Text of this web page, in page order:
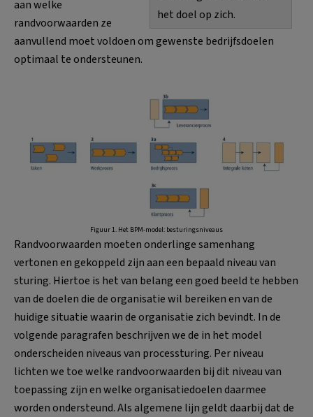
het doel op zich.
aan welke
randvoorwaarden ze
aanvullend moet voldoen om gewenste bedrijfsdoelen
optimaal te ondersteunen.
Figuur 1. Het BPM-model: besturingsniveaus
Randvoorwaarden moeten onderlinge samenhang
vertonen en gekoppeld zijn aan een bepaald niveau van
sturing. Hiertoe is het van belang een goed beeld te hebben
van de doelen die de organisatie wil bereiken en van de
huidige situatie waarin de organisatie zich bevindt. In de
volgende paragrafen beschrijven we de in het model
onderscheiden niveaus van processturing. Per niveau
lichten we toe welke randvoorwaarden bij dit niveau van
toepassing zijn en welke organisatiedoelen daarmee
worden ondersteund. Als algemene lijn geldt daarbij dat de